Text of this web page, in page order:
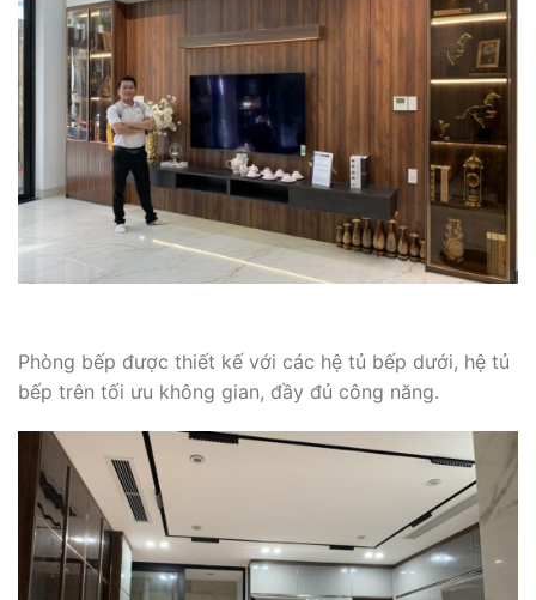
Phòng bếp được thiết kế với các hệ tủ bếp dưới, hệ tủ
bếp trên tối ưu không gian, đầy đủ công năng.